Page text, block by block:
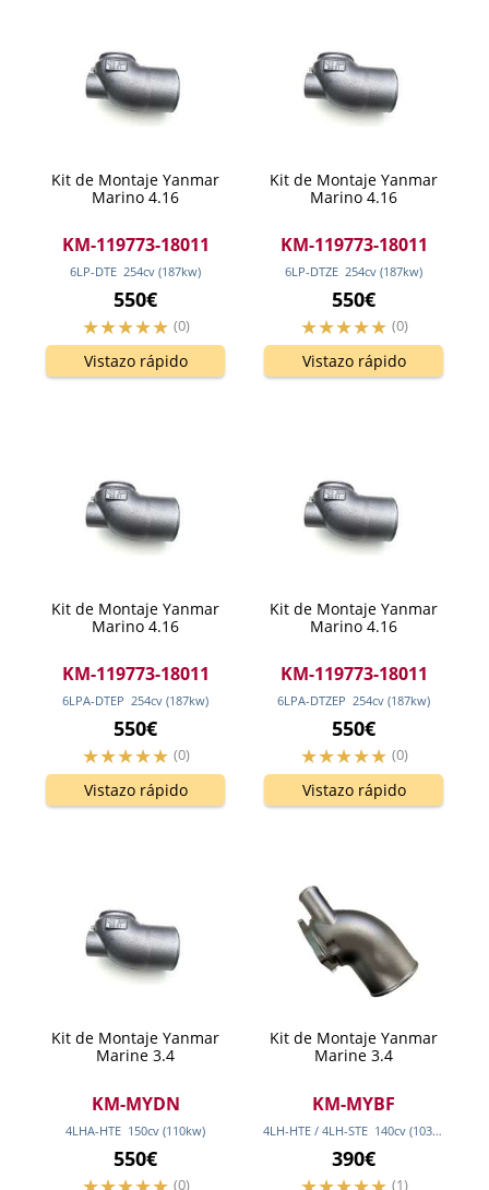
Kit de Montaje Yanmar
Marino 4.16
KM-119773-18011
6LP-DTE 254cv (187kw)
550€
(0)
Vistazo rápido
Kit de Montaje Yanmar
Marino 4.16
KM-119773-18011
6LP-DTZE 254cv (187kw)
550€
(0)
Vistazo rápido
Kit de Montaje Yanmar
Marino 4.16
KM-119773-18011
6LPA-DTEP 254cv (187kw)
550€
(0)
Vistazo rápido
Kit de Montaje Yanmar
Marino 4.16
KM-119773-18011
6LPA-DTZEP 254cv (187kw)
550€
(0)
Vistazo rápido
Kit de Montaje Yanmar
Marine 3.4
KM-MYDN
4LHA-HTE 150cv (110kw)
550€
(0)
Kit de Montaje Yanmar
Marine 3.4
KM-MYBF
4LH-HTE / 4LH-STE 140cv (103kw
390€
(1)